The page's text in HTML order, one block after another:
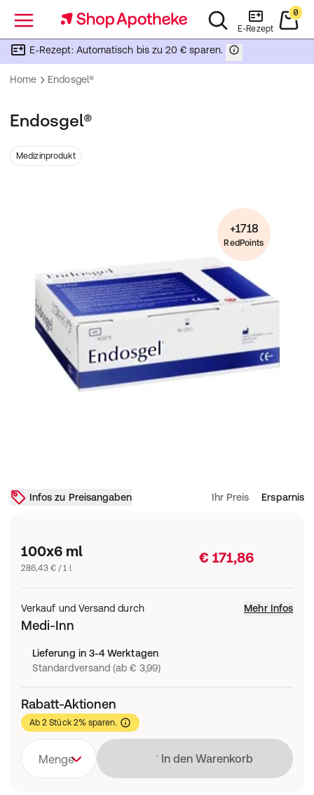
Menü E-Rezept
0
E-Rezept: Automatisch bis zu 20 € sparen.
Home Endosgel®
Endosgel®
Medizinprodukt
+1718
RedPoints
Infos zu Preisangaben Ihr Preis Ersparnis
100x6 ml
286,43 € / 1 l
€ 171,86
Verkauf und Versand durch Mehr Infos
Medi-Inn
Lieferung in 3-4 Werktagen
Standardversand (ab € 3,99)
Rabatt-Aktionen
Ab 2 Stück 2% sparen.
Menge Lädt
In den Warenkorb